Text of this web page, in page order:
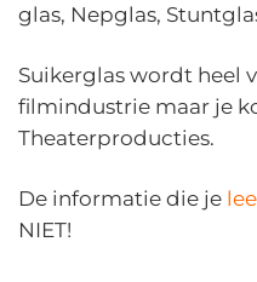
glas, Nepglas,
Suikerglas wordt heel
filmindustrie maar je
Theaterproducties.
De informatie die je
NIET!